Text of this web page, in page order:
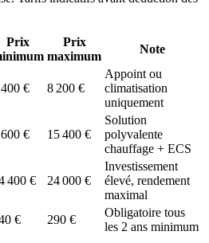
Prix
Prix
maximum
Note
€ 8 200 €
Appoint ou
climatisation
uniquement
€ 15 400 €
Solution
polyvalente
chauffage + ECS
400 € 24 000 €
Investissement
élevé, rendement
maximal
€ 290 €
Obligatoire tous
les 2 ans minimum